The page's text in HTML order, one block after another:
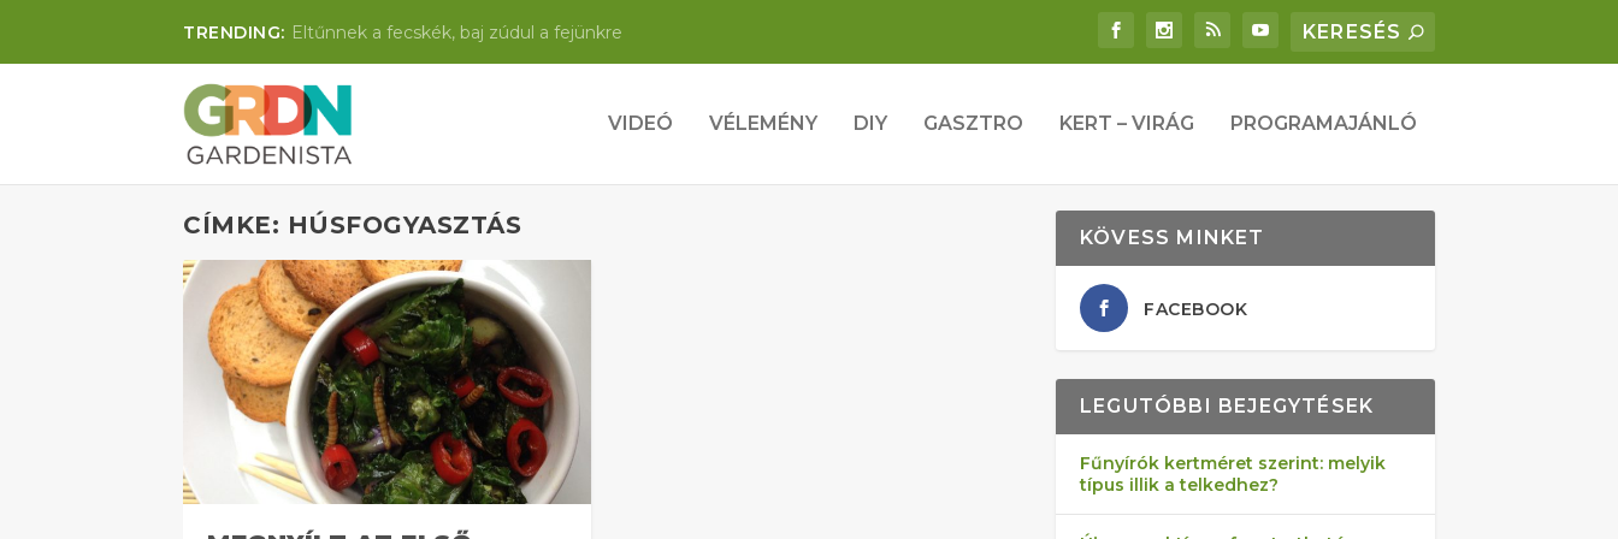
TRENDING: Eltűnnek a fecskék, baj zúdul a fejünkre
VIDEÓ VÉLEMÉNY DIY GASZTRO KERT – VIRÁG PROGRAMAJÁNLÓ
CÍMKE: HÚSFOGYASZTÁS KÖVESS MINKET
FACEBOOK
LEGUTÓBBI BEJEGYTÉSEK
Fűnyírók kertméret szerint: melyik
típus illik a telkedhez?